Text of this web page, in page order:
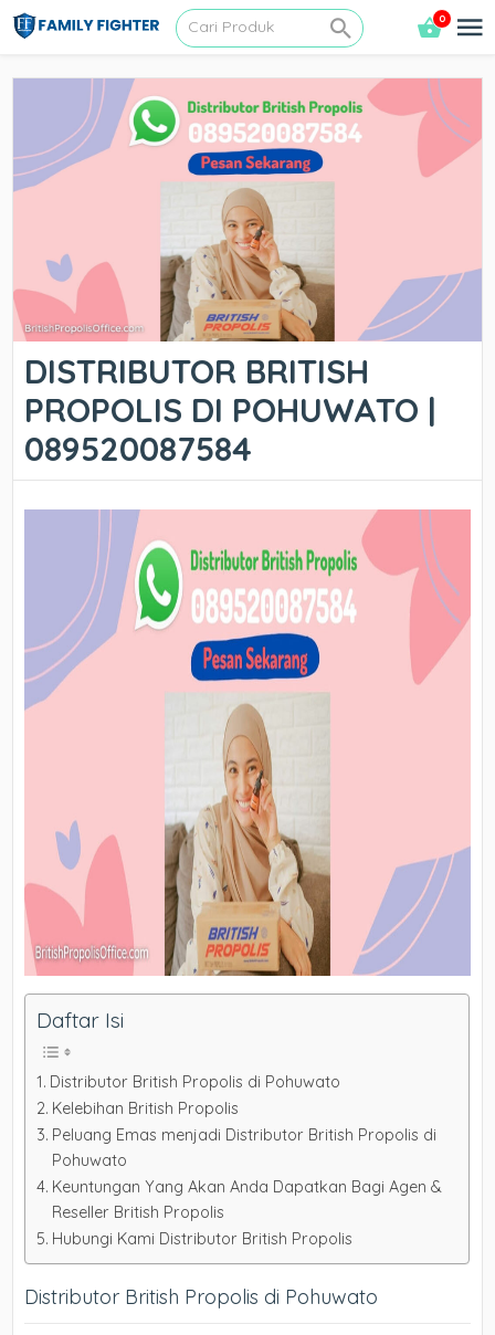
0
DISTRIBUTOR BRITISH
PROPOLIS DI POHUWATO |
089520087584
Daftar Isi
Distributor British Propolis di Pohuwato
Kelebihan British Propolis
Peluang Emas menjadi Distributor British Propolis di
Pohuwato
Keuntungan Yang Akan Anda Dapatkan Bagi Agen &
Reseller British Propolis
Hubungi Kami Distributor British Propolis
Distributor British Propolis di Pohuwato